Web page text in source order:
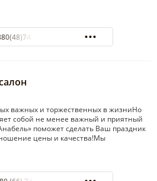
61-03
важных и торжественных в жизниНо
собой не менее важный и приятный
поможет сделать Ваш праздник
цены и качества!Мы